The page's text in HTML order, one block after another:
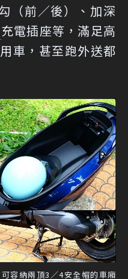
（前／後）、加深
充電插座等，滿足高
車，甚至跑外送都
容納兩頂3／4安全帽的車廂